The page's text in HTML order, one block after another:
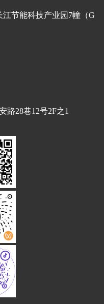
节能科技产业园7幢（G
路28巷12号2F之1